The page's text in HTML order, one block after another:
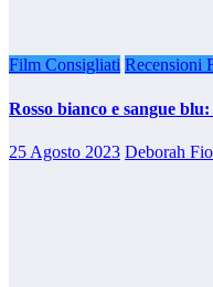
Film Consigliati Recensioni
Rosso bianco e sangue
25 Agosto 2023 Deborah